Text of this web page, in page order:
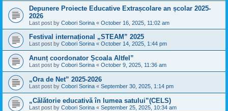
Depunere Proiecte Educative Extrașcolare an școlar 2025-
2026
Last post by Cobori Sorina « October 16, 2025, 11:02 am
Festival internațional „STEAM” 2025
Last post by Cobori Sorina « October 14, 2025, 1:44 pm
Anunț coordonator Școala Altfel”
Last post by Cobori Sorina « October 9, 2025, 11:36 am
„Ora de Net” 2025-2026
Last post by Cobori Sorina « September 30, 2025, 1:14 pm
„Călătorie educativă în lumea satului”(CELS)
Last post by Cobori Sorina « September 25, 2025, 10:34 am